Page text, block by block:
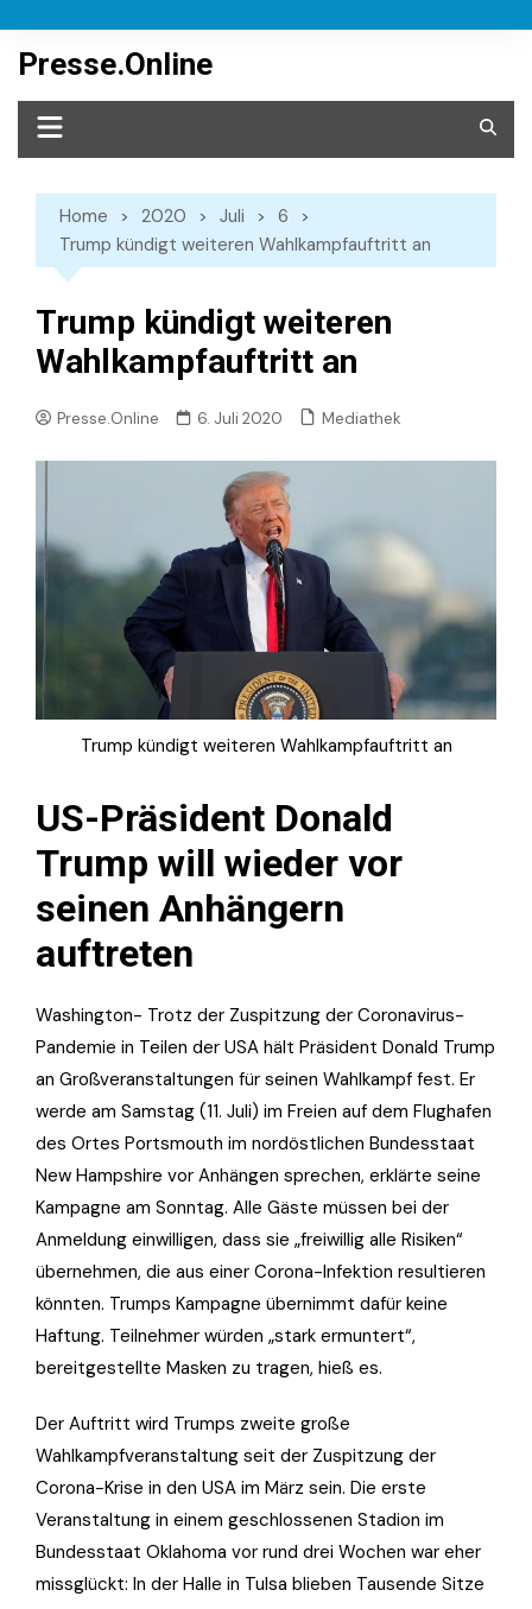
content
Presse.Online
Home 2020 Juli
6
Trump kündigt weiteren Wahlkampfauftritt an
Trump kündigt weiteren
Wahlkampfauftritt an
Presse.Online 6. Juli 2020 Mediathek
Trump kündigt weiteren Wahlkampfauftritt an
US-Präsident Donald
Trump will wieder vor
seinen Anhängern
auftreten
Washington- Trotz der Zuspitzung der Coronavirus-
Pandemie in Teilen der USA hält Präsident Donald Trump
an Großveranstaltungen für seinen Wahlkampf fest. Er
werde am Samstag (11. Juli) im Freien auf dem Flughafen
des Ortes Portsmouth im nordöstlichen Bundesstaat
New Hampshire vor Anhängen sprechen, erklärte seine
Kampagne am Sonntag. Alle Gäste müssen bei der
Anmeldung einwilligen, dass sie „freiwillig alle Risiken“
übernehmen, die aus einer Corona-Infektion resultieren
könnten. Trumps Kampagne übernimmt dafür keine
Haftung. Teilnehmer würden „stark ermuntert“,
bereitgestellte Masken zu tragen, hieß es.
Der Auftritt wird Trumps zweite große
Wahlkampfveranstaltung seit der Zuspitzung der
Corona-Krise in den USA im März sein. Die erste
Veranstaltung in einem geschlossenen Stadion im
Bundesstaat Oklahoma vor rund drei Wochen war eher
missglückt: In der Halle in Tulsa blieben Tausende Sitze